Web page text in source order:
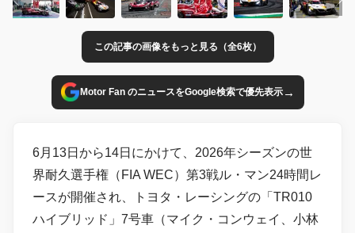
この記事の画像をもっと見る（全6枚）
Motor Fan のニュースをGoogle検索で優先表示→
6月13日から14日にかけて、2026年シーズンの世
界耐久選手権（FIA WEC）第3戦ル・マン24時間レ
ースが開催され、トヨタ・レーシングの「TR010
ハイブリッド」7号車（マイク・コンウェイ、小林